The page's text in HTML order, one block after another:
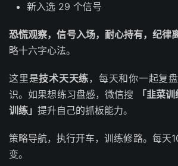
新入选 29 个信号
恐慌观察，信号入场，耐心持有，纪律
略十六字心法。
这里是技术天天练，每天和你一起复
识。如果想练习盘感，微信搜
「韭菜训
训练」 提升自己的抓板能力。
策略导航，执行开车，训练修路。每天
变。